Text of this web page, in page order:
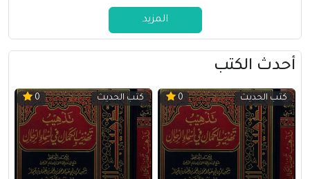
المزيد
أحدث الكتب
كتب الحديث 0 كتب الحديث 0